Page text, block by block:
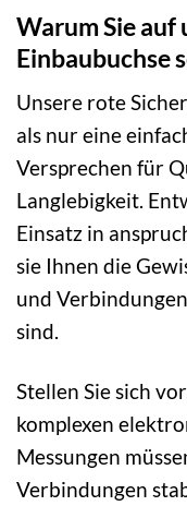
Warum Sie auf
Einbaubuchse
Unsere rote
als nur eine
Versprechen für
Langlebigkeit.
Einsatz in
sie Ihnen die
und
sind.
Stellen Sie sich
komplexen
Messungen
Verbindungen